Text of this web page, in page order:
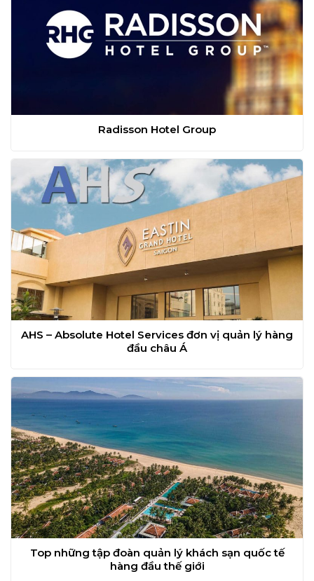
Radisson Hotel Group
AHS – Absolute Hotel Services đơn vị quản lý hàng
đầu châu Á
Top những tập đoàn quản lý khách sạn quốc tế
hàng đầu thế giới